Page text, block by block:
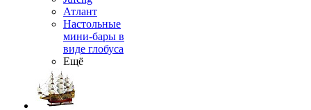
Атлант
Настольные
мини-бары в
виде глобуса
Ещё